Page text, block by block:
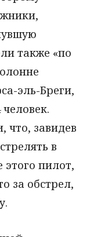
также «по
эль-Бреги,
что, завидев
в
этого пилот,
за обстрел,